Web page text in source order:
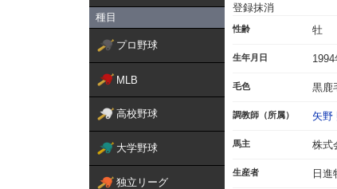
種目
プロ野球
MLB
高校野球
大学野球
独立リーグ
登録抹消
性齢 牡
生年月日 1994
毛色 黒鹿
調教師（所属） 矢野
馬主 株式
生産者 日進